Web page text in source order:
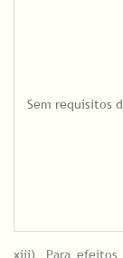
Sem requisitos
xiii) Para efeitos